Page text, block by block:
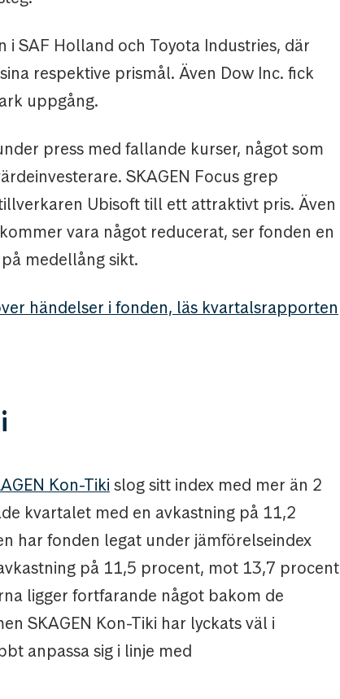
i SAF Holland och Toyota Industries, där
respektive prismål. Även Dow Inc. fick
uppgång.
press med fallande kurser, något som
SKAGEN Focus grep
Ubisoft till ett attraktivt pris. Även
vara något reducerat, ser fonden en
medellång sikt.
händelser i fonden, läs kvartalsrapporten
Kon-Tiki slog sitt index med mer än 2
kvartalet med en avkastning på 11,2
har fonden legat under jämförelseindex
på 11,5 procent, mot 13,7 procent
ligger fortfarande något bakom de
SKAGEN Kon-Tiki har lyckats väl i
anpassa sig i linje med